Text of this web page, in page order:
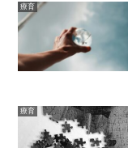
療育
療育